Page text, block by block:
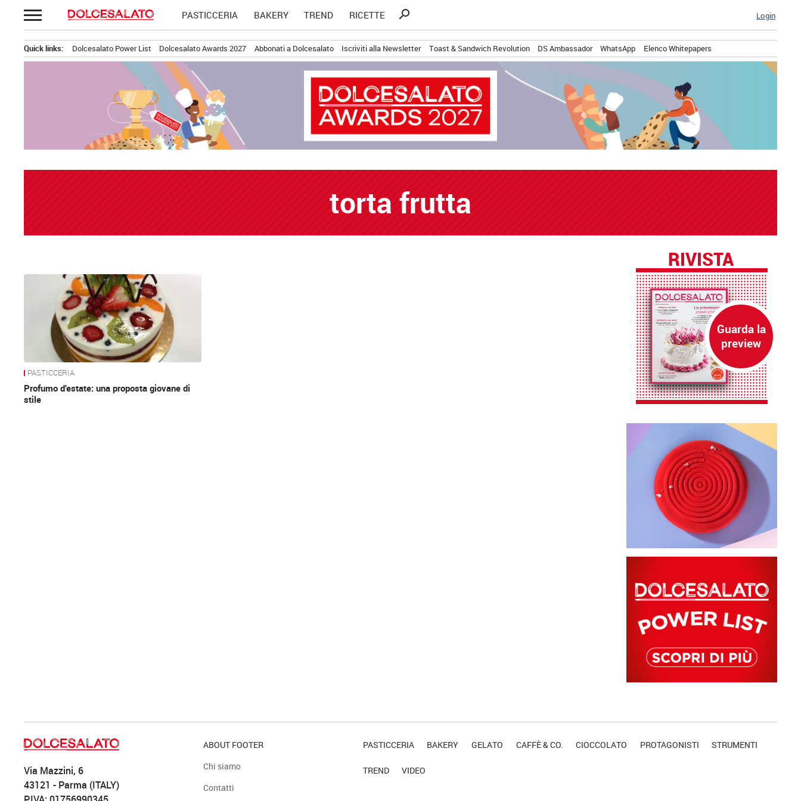
Passa
al
PASTICCERIA BAKERY TREND RICETTE
Ricerca
search Login
Quick links: Dolcesalato Power List Dolcesalato Awards 2027 Abbonati a Dolcesalato Iscriviti alla Newsletter Toast & Sandwich Revolution DS Ambassador WhatsApp Elenco Whitepapers
torta frutta
News
PASTICCERIA
Profumo d’estate: una proposta giovane di
stile
RIVISTA
Via Mazzini, 6
43121 - Parma (ITALY)
ABOUT FOOTER
Chi siamo
Contatti
PASTICCERIA BAKERY GELATO CAFFÈ & CO. CIOCCOLATO PROTAGONISTI STRUMENTI
TREND VIDEO